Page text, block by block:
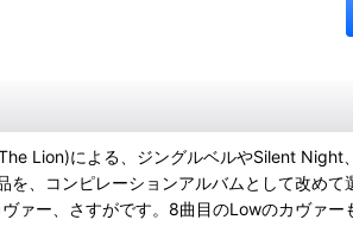
Lion)による、ジングルベルやSilent Night
を、コンピレーションアルバムとして改め
ァー、さすがです。8曲目のLowのカヴァ